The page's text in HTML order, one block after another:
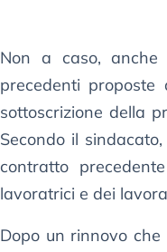
Non a caso,
precedenti
sottoscrizione della
Secondo il
contratto
lavoratrici e dei
Dopo un rinnovo